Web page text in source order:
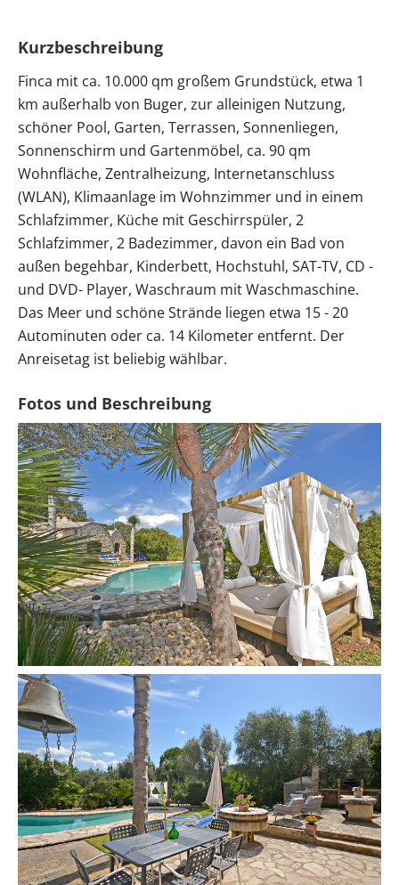
Kurzbeschreibung
Finca mit ca. 10.000 qm großem Grundstück, etwa 1
km außerhalb von Buger, zur alleinigen Nutzung,
schöner Pool, Garten, Terrassen, Sonnenliegen,
Sonnenschirm und Gartenmöbel, ca. 90 qm
Wohnfläche, Zentralheizung, Internetanschluss
(WLAN), Klimaanlage im Wohnzimmer und in einem
Schlafzimmer, Küche mit Geschirrspüler, 2
Schlafzimmer, 2 Badezimmer, davon ein Bad von
außen begehbar, Kinderbett, Hochstuhl, SAT-TV, CD -
und DVD- Player, Waschraum mit Waschmaschine.
Das Meer und schöne Strände liegen etwa 15 - 20
Autominuten oder ca. 14 Kilometer entfernt. Der
Anreisetag ist beliebig wählbar.